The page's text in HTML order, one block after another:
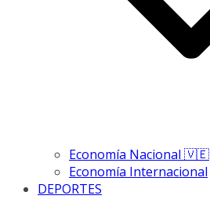
Economía Nacional 🇻🇪
Economía Internacional
DEPORTES